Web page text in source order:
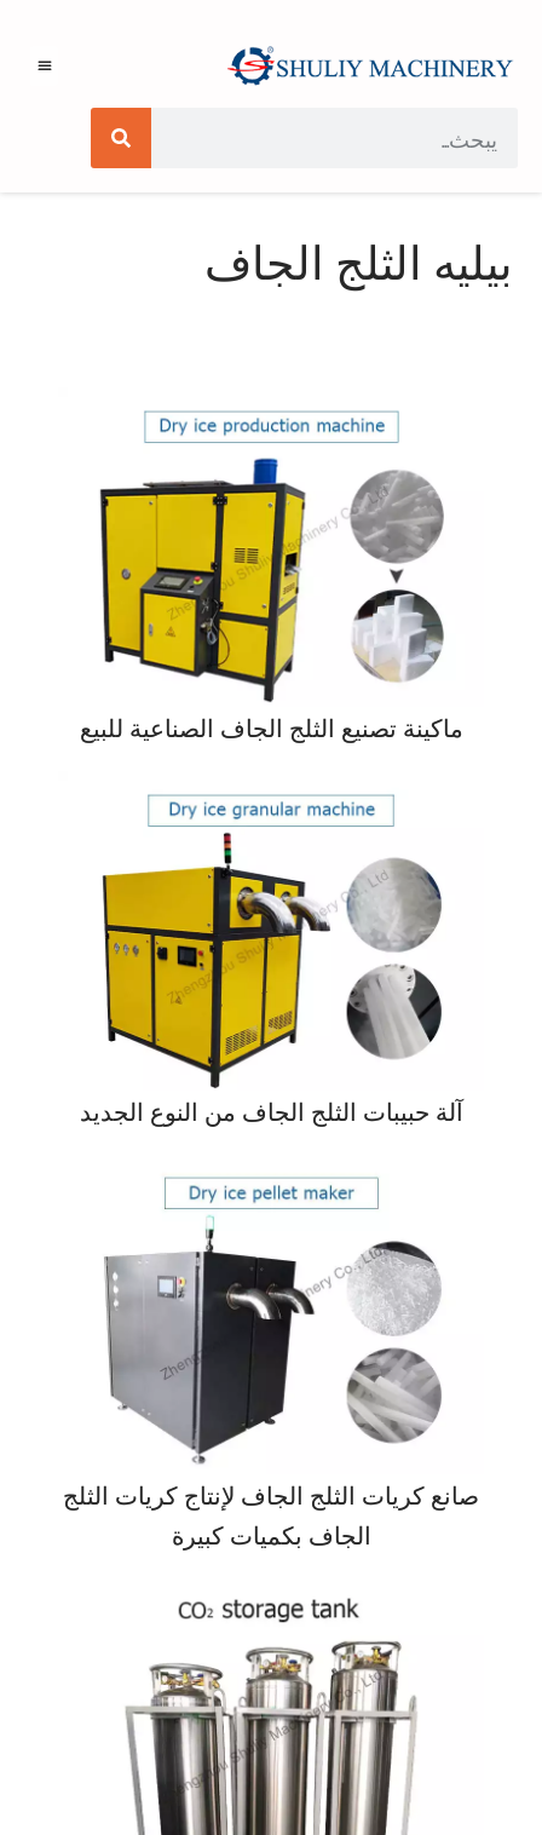
بيليه الثلج الجاف
ماكينة تصنيع الثلج الجاف الصناعية للبيع
آلة حبيبات الثلج الجاف من النوع الجديد
صانع كريات الثلج الجاف لإنتاج كريات الثلج
الجاف بكميات كبيرة